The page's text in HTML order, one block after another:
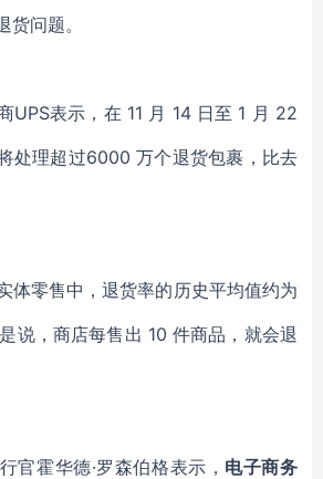
问题。
UPS表示，在 11 月 14 日至 1 月 22
处理超过6000 万个退货包裹，比去
体零售中，退货率的历史平均值约为
说，商店每售出 10 件商品，就会退
官霍华德·罗森伯格表示， 电子商务